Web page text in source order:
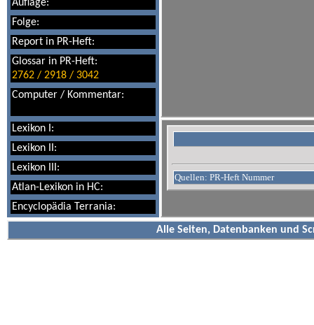
Auflage:
Folge:
Report in PR-Heft:
Glossar in PR-Heft:
2762 / 2918 / 3042
Computer / Kommentar:
Lexikon I:
Lexikon II:
Lexikon III:
Atlan-Lexikon in HC:
Encyclopädia Terrania:
Quellen: PR-Heft Nummer
Alle Seiten, Datenbanken und